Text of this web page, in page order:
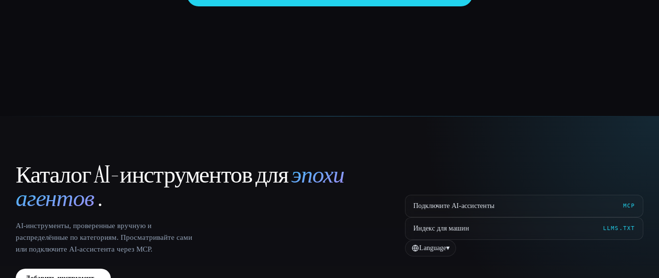
That AI Collection
Каталог AI-инструментов дляэпохи
агентов.
AI-инструменты, проверенные вручную и
распределённые по категориям. Просматривайте сами
или подключите AI-ассистента через MCP.
Подключите AI-ассистенты MCP
Индекс для машин LLMS.TXT
Language▾